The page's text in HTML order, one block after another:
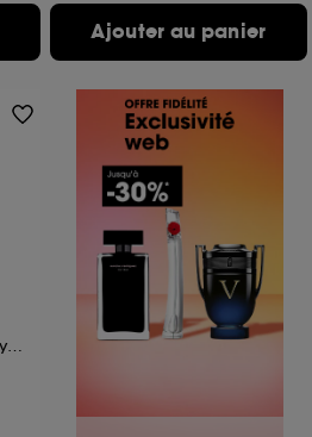
Ajouter au panier
Eau de Parfum Format Voyage